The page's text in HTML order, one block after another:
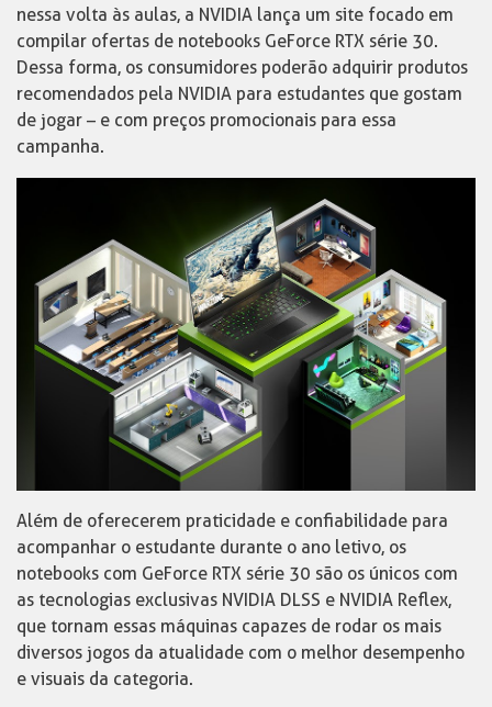
nessa volta às aulas, a NVIDIA lança um site focado em
compilar ofertas de notebooks GeForce RTX série 30.
Dessa forma, os consumidores poderão adquirir produtos
recomendados pela NVIDIA para estudantes que gostam
de jogar – e com preços promocionais para essa
campanha.
Além de oferecerem praticidade e confiabilidade para
acompanhar o estudante durante o ano letivo, os
notebooks com GeForce RTX série 30 são os únicos com
as tecnologias exclusivas NVIDIA DLSS e NVIDIA Reflex,
que tornam essas máquinas capazes de rodar os mais
diversos jogos da atualidade com o melhor desempenho
e visuais da categoria.